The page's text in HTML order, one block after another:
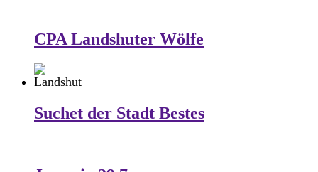
CPA Landshuter Wölfe
Suchet der Stadt Bestes